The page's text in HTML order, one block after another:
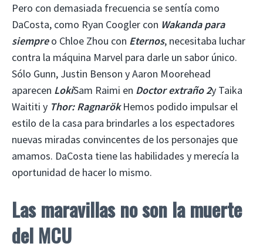
Pero con demasiada frecuencia se sentía como
DaCosta, como Ryan Coogler con Wakanda para
siempreo Chloe Zhou con Eternos, necesitaba luchar
contra la máquina Marvel para darle un sabor único.
Sólo Gunn, Justin Benson y Aaron Moorehead
aparecen LokiSam Raimi en Doctor extraño 2y Taika
Waititi y Thor: RagnarökHemos podido impulsar el
estilo de la casa para brindarles a los espectadores
nuevas miradas convincentes de los personajes que
amamos. DaCosta tiene las habilidades y merecía la
oportunidad de hacer lo mismo.
Las maravillas no son la muerte
del MCU